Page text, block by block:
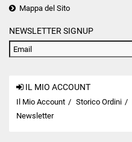
Mappa del Sito
NEWSLETTER SIGNUP
IL MIO ACCOUNT
Il Mio Account Storico Ordini
Newsletter